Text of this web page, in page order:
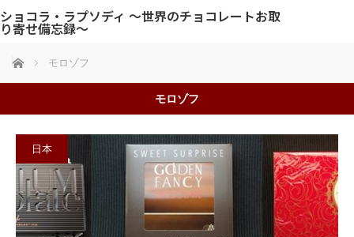
ショコラ・ラプソディ 〜世界のチョコレートお取
り寄せ備忘録〜
ホーム モロゾフ
モロゾフ
日本